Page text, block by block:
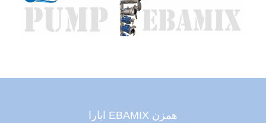
همزن EBAMIX ابارا